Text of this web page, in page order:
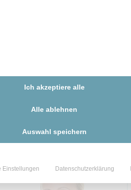
Dr. med. Susanne Hüttinger durch
Hank, Mila Solic, Lisa Tuna,
und behandelt wird in zwei
und Ästhetische Chirurgie in
wir in verschiedenen Kliniken im
Ich akzeptiere alle
Alle ablehnen
Auswahl speichern
Einstellungen Datenschutzerklärung